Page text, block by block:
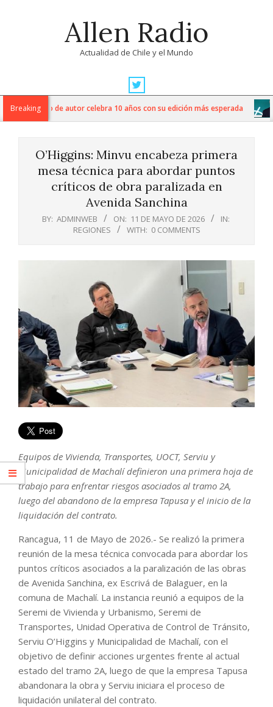
Allen Radio
Actualidad de Chile y el Mundo
Navigation
MenuBreaking
del vino de autor celebra 10 años con su edición más esperada
O’Higgins: Minvu encabeza primera
mesa técnica para abordar puntos
críticos de obra paralizada en
Avenida Sanchina
BY: ADMINWEB ON: 11 DE MAYO DE 2026
IN:
REGIONES
WITH: 0 COMMENTS
Equipos de Vivienda, Transportes, UOCT, Serviu y
Municipalidad de Machalí definieron una primera hoja de
trabajo para enfrentar riesgos asociados al tramo 2A,
luego del abandono de la empresa Tapusa y el inicio de la
liquidación del contrato.
Rancagua, 11 de Mayo de 2026.- Se realizó la primera
reunión de la mesa técnica convocada para abordar los
puntos críticos asociados a la paralización de las obras
de Avenida Sanchina, ex Escrivá de Balaguer, en la
comuna de Machalí. La instancia reunió a equipos de la
Seremi de Vivienda y Urbanismo, Seremi de
Transportes, Unidad Operativa de Control de Tránsito,
Serviu O’Higgins y Municipalidad de Machalí, con el
objetivo de definir acciones urgentes frente al actual
estado del tramo 2A, luego de que la empresa Tapusa
abandonara la obra y Serviu iniciara el proceso de
liquidación unilateral del contrato.